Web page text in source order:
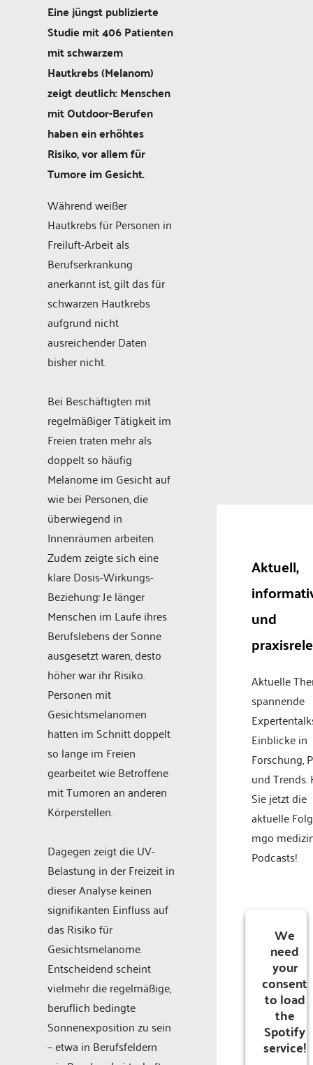
Eine jüngst publizierte
Studie mit 406 Patienten
mit schwarzem
Hautkrebs (Melanom)
zeigt deutlich: Menschen
mit Outdoor-Berufen
haben ein erhöhtes
Risiko, vor allem für
Tumore im Gesicht.
Während weißer
Hautkrebs für Personen in
Freiluft-Arbeit als
Berufserkrankung
anerkannt ist, gilt das für
schwarzen Hautkrebs
aufgrund nicht
ausreichender Daten
bisher nicht.
Bei Beschäftigten mit
regelmäßiger Tätigkeit im
Freien traten mehr als
doppelt so häufig
Melanome im Gesicht auf
wie bei Personen, die
überwiegend in
Innenräumen arbeiten.
Zudem zeigte sich eine
klare Dosis-Wirkungs-
Beziehung: Je länger
Menschen im Laufe ihres
Berufslebens der Sonne
ausgesetzt waren, desto
höher war ihr Risiko.
Personen mit
Gesichtsmelanomen
hatten im Schnitt doppelt
so lange im Freien
gearbeitet wie Betroffene
mit Tumoren an anderen
Körperstellen.
Dagegen zeigt die UV-
Belastung in der Freizeit in
dieser Analyse keinen
signifikanten Einfluss auf
das Risiko für
Gesichtsmelanome.
Entscheidend scheint
vielmehr die regelmäßige,
beruflich bedingte
Sonnenexposition zu sein
– etwa in Berufsfeldern
Aktuell,
und
Aktuelle
spannende
Einblicke in
Forschung,
und Trends.
Sie jetzt die
aktuelle
mgo
Podcasts!
We
need
your
consent
to load
the
Spotify
service!